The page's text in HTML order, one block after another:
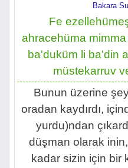
Bakara
Fe
ahracehüma
ba'duküm li ba'din
müstekarruv
Bunun üzerine
oradan kaydırdı,
yurdu)ndan
düşman olarak
kadar sizin için bir